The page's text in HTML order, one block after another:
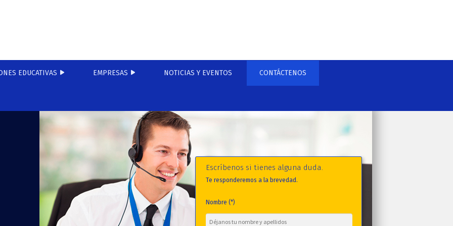
EDUCATIVAS EMPRESAS NOTICIAS Y EVENTOS CONTÁCTENOS
Escríbenos si tienes alguna duda.
Te responderemos a la brevedad.
Nombre (*)